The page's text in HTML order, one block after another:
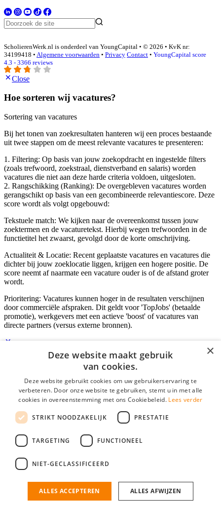
ScholierenWerk.nl is onderdeel van YoungCapital • © 2026 • KvK nr:
34199418 • Algemene voorwaarden • Privacy Contact • YoungCapital score
4.3 - 3366 reviews
Close
Hoe sorteren wij vacatures?
Sortering van vacatures
Bij het tonen van zoekresultaten hanteren wij een proces bestaande
uit twee stappen om de meest relevante vacatures te presenteren:
1. Filtering: Op basis van jouw zoekopdracht en ingestelde filters
(zoals trefwoord, zoekstraal, dienstverband en salaris) worden
vacatures die niet aan deze harde criteria voldoen, uitgesloten.
2. Rangschikking (Ranking): De overgebleven vacatures worden
gerangschikt op basis van een gecombineerde relevantiescore. Deze
score wordt als volgt opgebouwd:
Tekstuele match: We kijken naar de overeenkomst tussen jouw
zoektermen en de vacaturetekst. Hierbij wegen trefwoorden in de
functietitel het zwaarst, gevolgd door de korte omschrijving.
Actualiteit & Locatie: Recent geplaatste vacatures en vacatures die
dichter bij jouw zoeklocatie liggen, krijgen een hogere positie. De
score neemt af naarmate een vacature ouder is of de afstand groter
wordt.
Prioritering: Vacatures kunnen hoger in de resultaten verschijnen
door commerciële afspraken. Dit geldt voor 'TopJobs' (betaalde
promotie), werkgevers met een actieve 'boost' of vacatures van
directe partners (versus externe bronnen).
E-mail*
Wachtwoord
login gegevens onthouden
login
Bedrijf aanmelden
nieuwe collega/werknemer zo gevonden!
×
Deze website maakt gebruik
van cookies.
Deze website gebruikt cookies om uw gebruikerservaring te
verbeteren. Door onze website te gebruiken, stemt u in met alle
cookies in overeenstemming met ons Cookiebeleid. Lees verder
STRIKT NOODZAKELIJK PRESTATIE
TARGETING FUNCTIONEEL
NIET-GECLASSIFICEERD
ALLES ACCEPTEREN ALLES AFWIJZEN